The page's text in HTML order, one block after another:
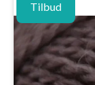
Tilbud